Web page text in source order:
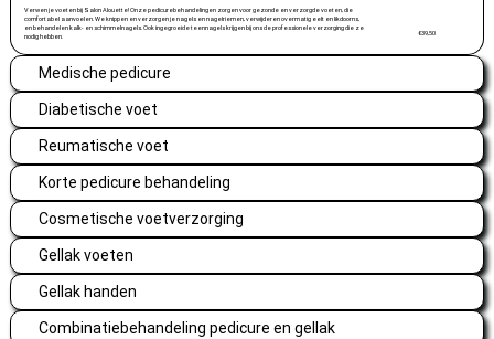
Verwen je voeten bij Salon Alouette! Onze pedicurebehandelingen zorgen voor gezonde en verzorgde voeten, die
comfortabel aanvoelen. We knippen en verzorgen je nagels en nagelriemen, verwijderen overmatig eelt en likdoorns,
en behandelen kalk- en schimmelnagels. Ook ingegroeide teennagels krijgen bij ons de professionele verzorging die ze
nodig hebben.
€39,50
Medische pedicure
Diabetische voet
Reumatische voet
Korte pedicure behandeling
Cosmetische voetverzorging
Gellak voeten
Gellak handen
Combinatiebehandeling pedicure en gellak